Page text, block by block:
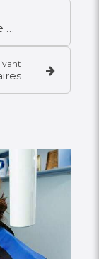
Le bon usage des bains de bouche